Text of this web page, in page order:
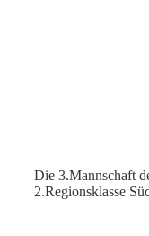
Die 3.Mannschaft
2.Regionsklasse